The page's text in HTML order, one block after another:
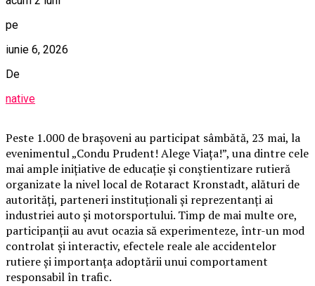
pe
iunie 6, 2026
De
native
Peste 1.000 de brașoveni au participat sâmbătă, 23 mai, la
evenimentul „Condu Prudent! Alege Viața!”, una dintre cele
mai ample inițiative de educație și conștientizare rutieră
organizate la nivel local de Rotaract Kronstadt, alături de
autorități, parteneri instituționali și reprezentanți ai
industriei auto și motorsportului. Timp de mai multe ore,
participanții au avut ocazia să experimenteze, într-un mod
controlat și interactiv, efectele reale ale accidentelor
rutiere și importanța adoptării unui comportament
responsabil în trafic.